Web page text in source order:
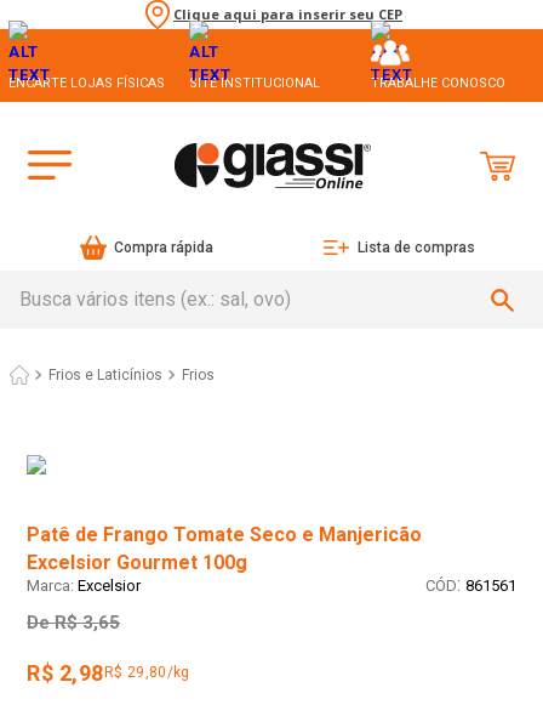
Clique aqui para inserir seu CEP
ENCARTE LOJAS FÍSICAS SITE INSTITUCIONAL TRABALHE CONOSCO
Compra rápida Lista de compras
Frios e Laticínios Frios
Patê de Frango Tomate Seco e Manjericão
Excelsior Gourmet 100g
Excelsior : 861561
De R$ 3,65
R$ 2,98 R$ 29,80/kg